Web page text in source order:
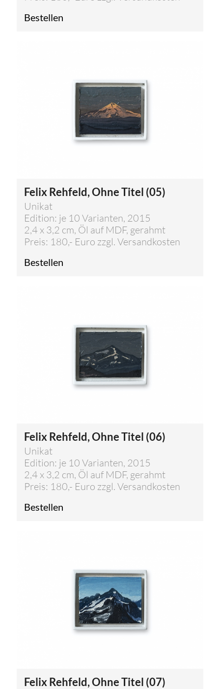
Bestellen
Felix Rehfeld, Ohne Titel (05)
Unikat
Edition: je 10 Varianten, 2015
2,4 x 3,2 cm, Öl auf MDF, gerahmt
Preis: 180,- Euro zzgl. Versandkosten
Bestellen
Felix Rehfeld, Ohne Titel (06)
Unikat
Edition: je 10 Varianten, 2015
2,4 x 3,2 cm, Öl auf MDF, gerahmt
Preis: 180,- Euro zzgl. Versandkosten
Bestellen
Felix Rehfeld, Ohne Titel (07)